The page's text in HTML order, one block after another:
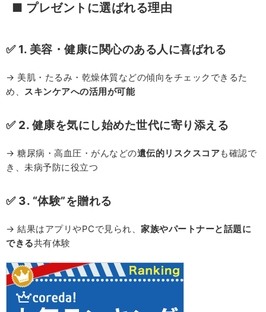
■ プレゼントに選ばれる理由
✅ 1. 美容・健康に関心のある人に喜ばれる
→ 美肌・たるみ・乾燥体質などの傾向をチェックできるた
め、 スキンケアへの活用が可能
✅ 2. 健康を気にし始めた世代に寄り添える
→ 糖尿病・高血圧・がんなどの遺伝的リスクスコアも確認で
き、未病予防に役立つ
✅ 3. “体験”を贈れる
→ 結果はアプリやPCで見られ、 家族やパートナーと話題に
できる共有体験